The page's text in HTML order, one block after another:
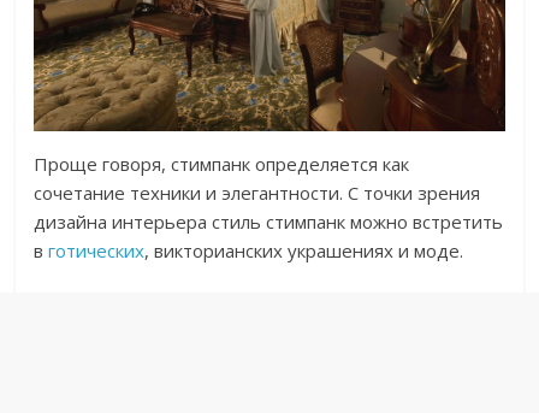
Проще говоря, стимпанк определяется как
сочетание техники и элегантности. С точки зрения
дизайна интерьера стиль стимпанк можно встретить
вготических, викторианских украшениях и моде.